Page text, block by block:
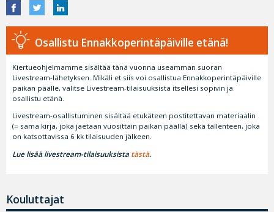
Osallistu Ennakkoperintäpäiville etänä!
Kiertueohjelmamme sisältää tänä vuonna useamman suoran
Livestream-lähetyksen. Mikäli et siis voi osallistua Ennakkoperintäpäiville
paikan päälle, valitse Livestream-tilaisuuksista itsellesi sopivin ja
osallistu etänä.
Livestream-osallistuminen sisältää etukäteen postitettavan materiaalin
(= sama kirja, joka jaetaan vuosittain paikan päällä) sekä tallenteen, joka
on katsottavissa 6 kk tilaisuuden jälkeen.
Lue lisää livestream-tilaisuuksista tästä.
Kouluttajat